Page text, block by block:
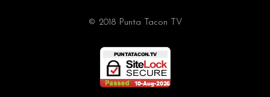
© 2018 Punta Tacon TV